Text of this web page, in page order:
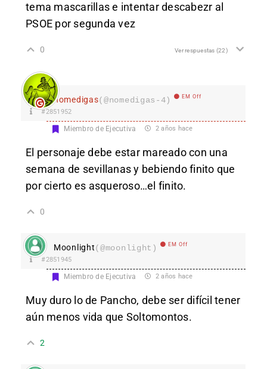
tema mascarillas e intentar descabezr al
PSOE por segunda vez
0 Ver respuestas (22)
nomedigas(@nomedigas-4) EM Off
#2851952
Miembro de Ejecutiva 2 años hace
El personaje debe estar mareado con una
semana de sevillanas y bebiendo finito que
por cierto es asqueroso…el finito.
0
Moonlight(@moonlight) EM Off
#2851945
Miembro de Ejecutiva 2 años hace
Muy duro lo de Pancho, debe ser difícil tener
aún menos vida que Soltomontos.
2